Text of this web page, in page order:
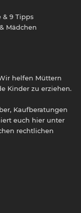
& 9 Tipps
Mädchen
helfen Müttern
Kinder zu erziehen.
Kaufberatungen
euch hier unter
rechtlichen